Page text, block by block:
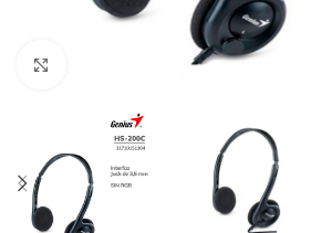
Clic para agrandar